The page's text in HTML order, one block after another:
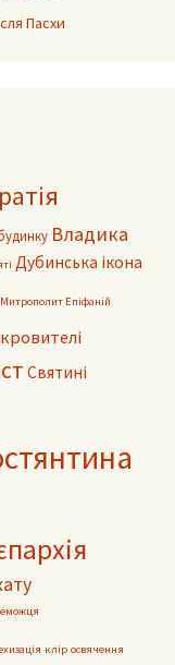
Пасхи
Владика
Дубинська ікона
Митрополит Епіфаній
Святині
клір освячення